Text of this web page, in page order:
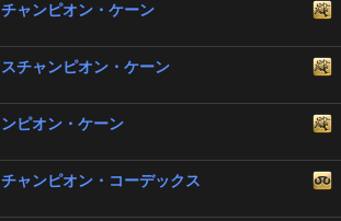
ャンピオン・ケーン
チャンピオン・ケーン
ピオン・ケーン
ャンピオン・コーデックス